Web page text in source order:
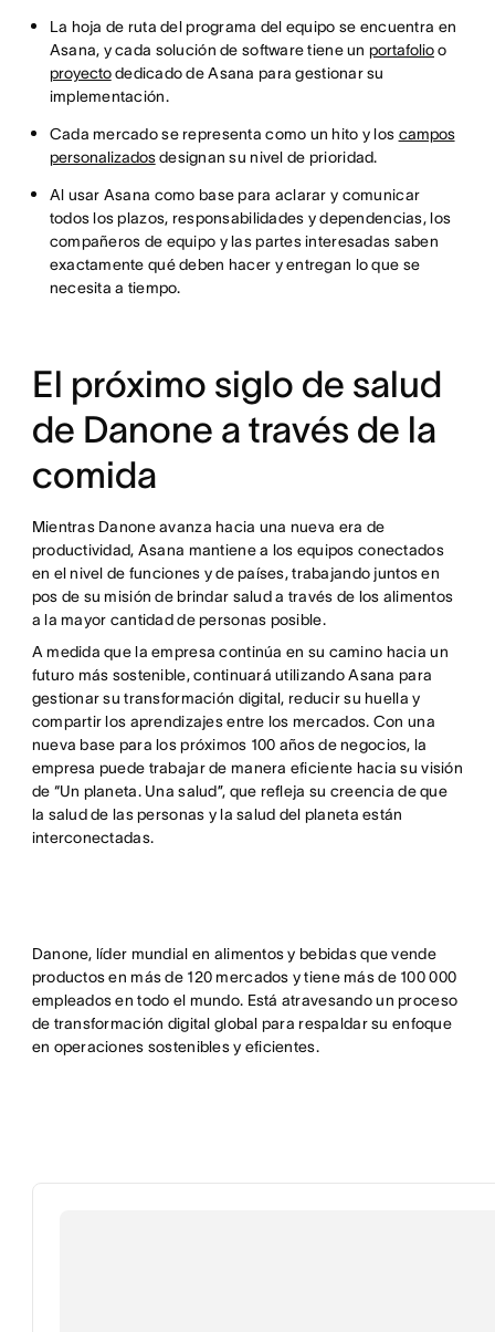
La hoja de ruta del programa del equipo se encuentra en
Asana, y cada solución de software tiene un portafolioo
proyectodedicado de Asana para gestionar su
implementación.
Cada mercado se representa como un hito y los campos
personalizadosdesignan su nivel de prioridad.
Al usar Asana como base para aclarar y comunicar
todos los plazos, responsabilidades y dependencias, los
compañeros de equipo y las partes interesadas saben
exactamente qué deben hacer y entregan lo que se
necesita a tiempo.
El próximo siglo de salud
de Danone a través de la
comida
Mientras Danone avanza hacia una nueva era de
productividad, Asana mantiene a los equipos conectados
en el nivel de funciones y de países, trabajando juntos en
pos de su misión de brindar salud a través de los alimentos
a la mayor cantidad de personas posible.
A medida que la empresa continúa en su camino hacia un
futuro más sostenible, continuará utilizando Asana para
gestionar su transformación digital, reducir su huella y
compartir los aprendizajes entre los mercados. Con una
nueva base para los próximos 100 años de negocios, la
empresa puede trabajar de manera eficiente hacia su visión
de “Un planeta. Una salud”, que refleja su creencia de que
la salud de las personas y la salud del planeta están
interconectadas.
Danone, líder mundial en alimentos y bebidas que vende
productos en más de 120 mercados y tiene más de 100 000
empleados en todo el mundo. Está atravesando un proceso
de transformación digital global para respaldar su enfoque
en operaciones sostenibles y eficientes.